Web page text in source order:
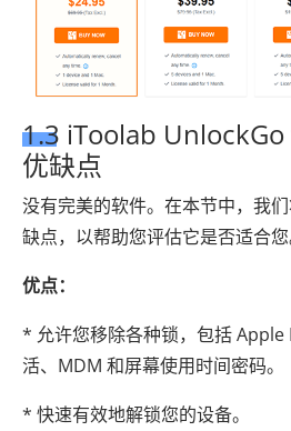
1.3 iToolab
优缺点
没有完美的软件。在本节中，我
缺点，以帮助您评估它是否适合您
优点：
* 允许您移除各种锁，包括
活、MDM 和屏幕使用时间密码。
* 快速有效地解锁您的设备。